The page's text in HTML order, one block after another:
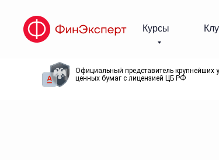
Курсы
Официальный представитель крупнейших
ценных бумаг с лицензией ЦБ РФ